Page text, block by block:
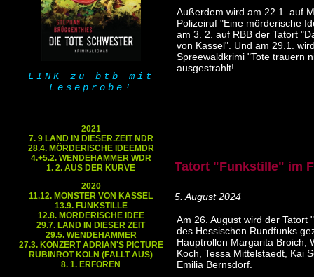
LINK zu btb mit
Leseprobe!
2021
7. 9 LAND IN DIESER.ZEIT NDR
28.4. MÖRDERISCHE IDEEMDR
4.+5.2. WENDEHAMMER WDR
1. 2. AUS DER KURVE
2020
11.12. MONSTER VON KASSEL
13.9. FUNKSTILLE
12.8. MÖRDERISCHE IDEE
29.7. LAND IN DIESER ZEIT
29.5. WENDEHAMMER
27.3. KONZERT ADRIAN'S PICTURE
RUBINROT KÖLN (FÄLLT AUS)
8. 1. ERFOREN
Außerdem wird am 22.1. auf
Polizeiruf "Eine mörderische
am 3. 2. auf RBB der Tatort
von Kassel". Und am 29.1.
Spreewaldkrimi "Tote trauern n
ausgestrahlt!
Tatort "Funkstille" im
5. August 2024
Am 26. August wird der Tatort
des Hessischen Rundfunks
Hauptrollen Margarita Broich,
Koch, Tessa Mittelstaedt, Kai
Emilia Bernsdorf.